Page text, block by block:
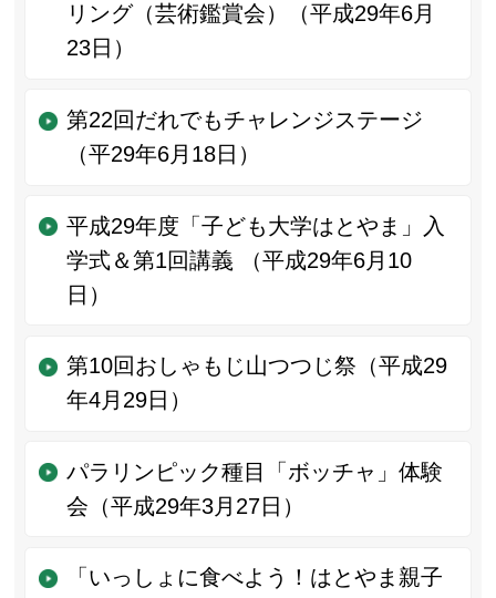
リング（芸術鑑賞会）（平成29年6月
23日）
第22回だれでもチャレンジステージ
（平29年6月18日）
平成29年度「子ども大学はとやま」入
学式＆第1回講義 （平成29年6月10
日）
第10回おしゃもじ山つつじ祭（平成29
年4月29日）
パラリンピック種目「ボッチャ」体験
会（平成29年3月27日）
「いっしょに食べよう！はとやま親子